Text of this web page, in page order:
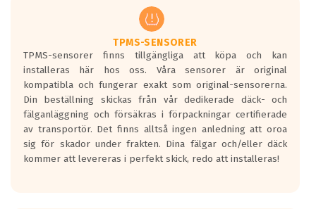
regelverket som introduceras år 2016.
Ett däck med två svarta vågor är redan
godkända för år 2016 nya regelverk.
Ett däck med en svart våg kommer vara
minst tre decibel tystare än det
regelverk som börjar gälla 2016.
TPMS-SENSORER
TPMS-sensorer finns tillgängliga att köpa och kan
installeras här hos oss. Våra sensorer är original
kompatibla och fungerar exakt som original-sensorerna.
Din beställning skickas från vår dedikerade däck- och
fälganläggning och försäkras i förpackningar certifierade
av transportör. Det finns alltså ingen anledning att oroa
sig för skador under frakten. Dina fälgar och/eller däck
kommer att levereras i perfekt skick, redo att installeras!